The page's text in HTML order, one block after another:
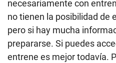
necesariamente con
no tienen la posibilidad de
pero si hay mucha
prepararse. Si puedes
entrene es mejor todavía.